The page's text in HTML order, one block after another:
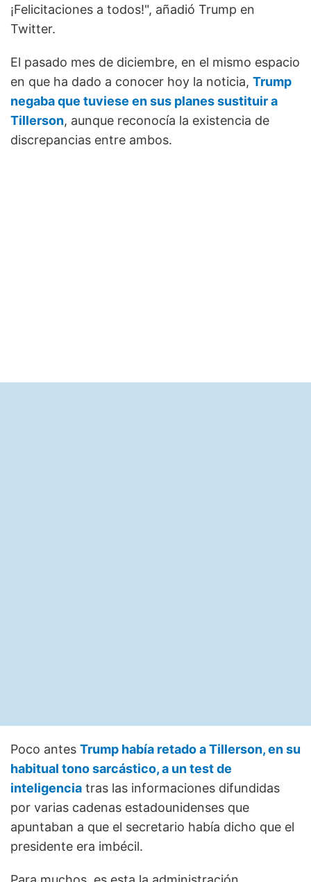
¡Felicitaciones a todos!", añadió Trump en
Twitter.
El pasado mes de diciembre, en el mismo espacio
en que ha dado a conocer hoy la noticia, Trump
negaba que tuviese en sus planes sustituir a
Tillerson, aunque reconocía la existencia de
discrepancias entre ambos.
Poco antes Trump había retado a Tillerson, en su
habitual tono sarcástico, a un test de
inteligencia tras las informaciones difundidas
por varias cadenas estadounidenses que
apuntaban a que el secretario había dicho que el
presidente era imbécil.